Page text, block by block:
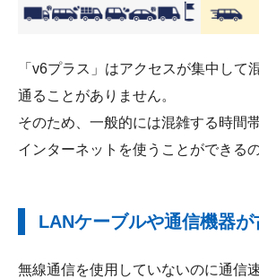
「v6プラス」はアクセスが集中して
通ることがありません。
そのため、一般的には混雑する時間
インターネットを使うことができるの
LANケーブルや通信機器が
無線通信を使用していないのに通信